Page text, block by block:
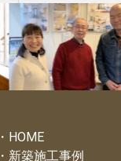
HOME
新築施工事例